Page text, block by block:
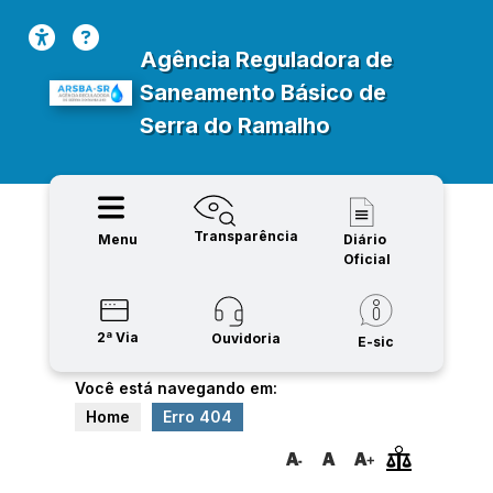
Agência Reguladora de
Saneamento Básico de
Serra do Ramalho
Menu Transparência
Diário
Oficial
2ª Via Ouvidoria E-sic
Você está navegando em:
Home
Erro 404